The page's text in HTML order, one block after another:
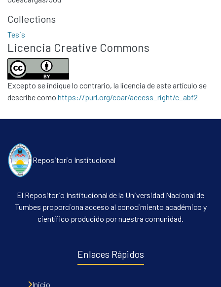
Collections
Tesis
Licencia Creative Commons
Excepto se indique lo contrario, la licencia de este artículo se
describe como https://purl.org/coar/access_right/c_abf2
Repositorio Institucional
El Repositorio Institucional de la Universidad Nacional de
Tumbes proporciona acceso al conocimiento académico y
científico producido por nuestra comunidad.
Enlaces Rápidos
Inicio